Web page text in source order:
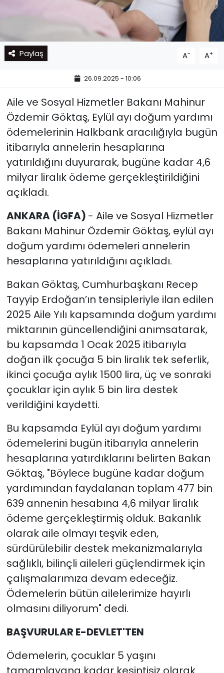
Paylaş A- A+
26.09.2025 - 10:06
Aile ve Sosyal Hizmetler Bakanı Mahinur
Özdemir Göktaş, Eylül ayı doğum yardımı
ödemelerinin Halkbank aracılığıyla bugün
itibarıyla annelerin hesaplarına
yatırıldığını duyurarak, bugüne kadar 4,6
milyar liralık ödeme gerçekleştirildiğini
açıkladı.
ANKARA (İGFA) - Aile ve Sosyal Hizmetler
Bakanı Mahinur Özdemir Göktaş, eylül ayı
doğum yardımı ödemeleri annelerin
hesaplarına yatırıldığını açıkladı.
Bakan Göktaş, Cumhurbaşkanı Recep
Tayyip Erdoğan’ın tensipleriyle ilan edilen
2025 Aile Yılı kapsamında doğum yardımı
miktarının güncellendiğini anımsatarak,
bu kapsamda 1 Ocak 2025 itibarıyla
doğan ilk çocuğa 5 bin liralık tek seferlik,
ikinci çocuğa aylık 1500 lira, üç ve sonraki
çocuklar için aylık 5 bin lira destek
verildiğini kaydetti.
Bu kapsamda Eylül ayı doğum yardımı
ödemelerini bugün itibarıyla annelerin
hesaplarına yatırdıklarını belirten Bakan
Göktaş, "Böylece bugüne kadar doğum
yardımından faydalanan toplam 477 bin
639 annenin hesabına 4,6 milyar liralık
ödeme gerçekleştirmiş olduk. Bakanlık
olarak aile olmayı teşvik eden,
sürdürülebilir destek mekanizmalarıyla
sağlıklı, bilinçli aileleri güçlendirmek için
çalışmalarımıza devam edeceğiz.
Ödemelerin bütün ailelerimize hayırlı
olmasını diliyorum" dedi.
BAŞVURULAR E-DEVLET'TEN
Ödemelerin, çocuklar 5 yaşını